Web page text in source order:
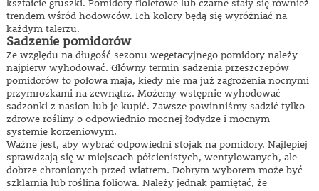
kształcie gruszki. Pomidory fioletowe lub czarne stały się również
trendem wśród hodowców. Ich kolory będą się wyróżniać na
każdym talerzu.
Sadzenie pomidorów
Ze względu na długość sezonu wegetacyjnego pomidory należy
najpierw wyhodować. Główny termin sadzenia przeszczepów
pomidorów to połowa maja, kiedy nie ma już zagrożenia nocnymi
przymrozkami na zewnątrz. Możemy wstępnie wyhodować
sadzonki z nasion lub je kupić. Zawsze powinniśmy sadzić tylko
zdrowe rośliny o odpowiednio mocnej łodydze i mocnym
systemie korzeniowym.
Ważne jest, aby wybrać odpowiedni stojak na pomidory. Najlepiej
sprawdzają się w miejscach półcienistych, wentylowanych, ale
dobrze chronionych przed wiatrem. Dobrym wyborem może być
szklarnia lub roślina foliowa. Należy jednak pamiętać, że